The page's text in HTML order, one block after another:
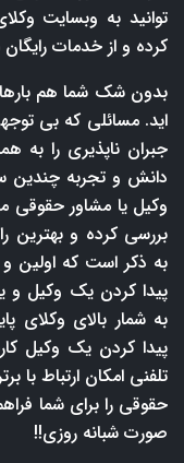
توانید به وبسایت
کرده و از خدمات
بدون شک شما هم
اید. مسائلی که بی
جبران ناپذیری را به
دانش و تجربه چندین
وکیل یا مشاور حقوقی
بررسی کرده و بهترین
به ذکر است که اولین
پیدا کردن یک وکیل و
به شمار بالای وکلای
پیدا کردن یک وکیل
تلفنی امکان ارتباط با
حقوقی را برای شما
صورت شبانه روزی!!